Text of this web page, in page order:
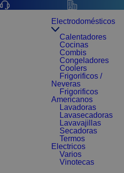
Electrodomésticos
Calentadores
Cocinas
Combis
Congeladores
Coolers
Frigorificos /
Neveras
Frigorificos
Americanos
Lavadoras
Lavasecadoras
Lavavajillas
Secadoras
Termos
Electricos
Varios
Vinotecas